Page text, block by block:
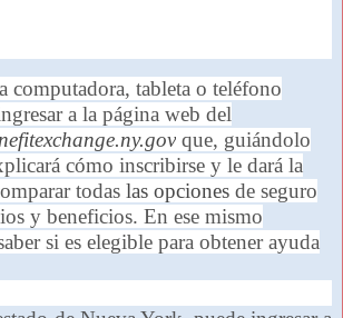
computadora, tableta o teléfono
a la página web del
que, guiándolo
cómo inscribirse y le dará la
todas las opciones de seguro
y beneficios. En ese mismo
si es elegible para obtener ayuda